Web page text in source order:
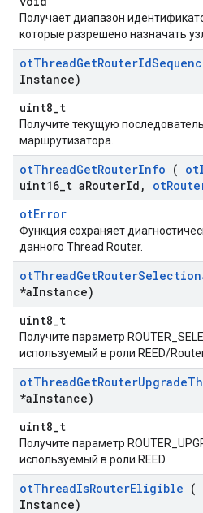
Получает диапазон
которые разрешено назначать
otThreadGetRouterId
Instance)
uint8_t
Получите текущую
маршрутизатора.
otThreadGetRouterInfo ( ot
uint16 t aRouterId , ot
otError
Функция сохраняет
данного Thread Router.
otThreadGetRouterSelection
*aInstance)
uint8_t
Получите параметр
используемый в роли REED/
otThreadGetRouterUpgrade
*aInstance)
uint8_t
Получите параметр
используемый в роли REED.
otThreadIsRouterEligible (
Instance)